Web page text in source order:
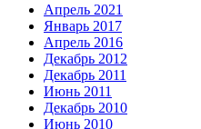
Апрель 2021
Январь 2017
Апрель 2016
Декабрь 2012
Декабрь 2011
Июнь 2011
Декабрь 2010
Июнь 2010